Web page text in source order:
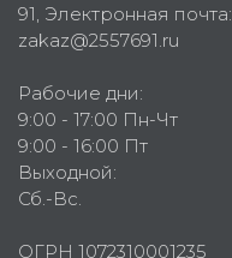
91 , Электронная почта:
zakaz@2557691.ru
Рабочие дни:
9:00 - 17:00 Пн-Чт
9:00 - 16:00 Пт
Выходной:
Сб.-Вс.
ОГРН 1072310001235